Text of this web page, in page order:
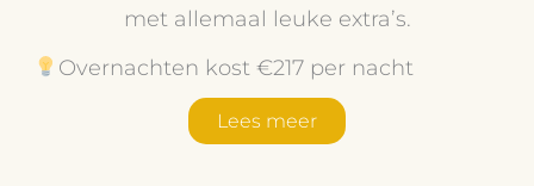
met allemaal leuke extra’s.
Overnachten kost €217 per nacht
Lees meer